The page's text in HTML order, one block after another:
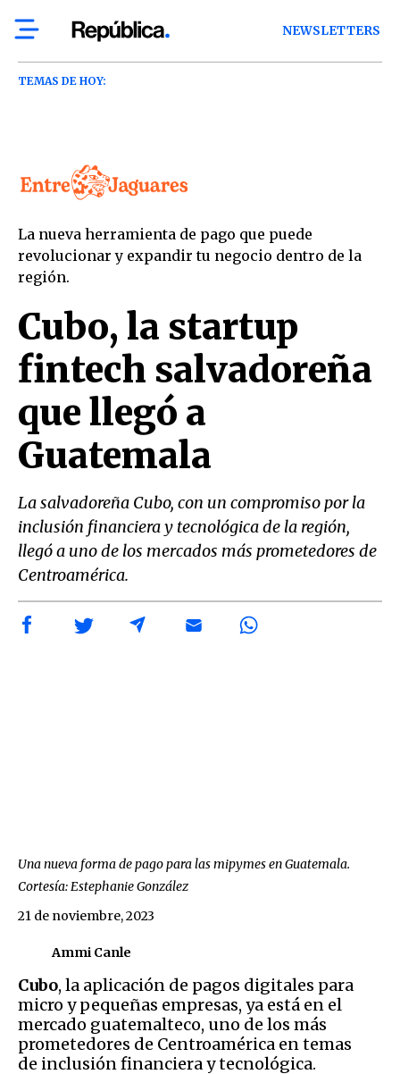
NEWSLETTERS
TEMAS DE HOY:
La nueva herramienta de pago que puede
revolucionar y expandir tu negocio dentro de la
región.
Cubo, la startup
fintech salvadoreña
que llegó a
Guatemala
La salvadoreña Cubo, con un compromiso por la
inclusión financiera y tecnológica de la región,
llegó a uno de los mercados más prometedores de
Centroamérica.
Una nueva forma de pago para las mipymes en Guatemala.
Cortesía: Estephanie González
Ammi Canle
21 de noviembre, 2023
Cubo, la aplicación de pagos digitales para
micro y pequeñas empresas, ya está en el
mercado guatemalteco, uno de los más
prometedores de Centroamérica en temas
de inclusión financiera y tecnológica.